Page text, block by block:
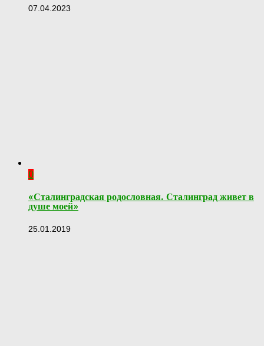
07.04.2023
0
«Сталинградская родословная. Сталинград живет в
душе моей»
25.01.2019